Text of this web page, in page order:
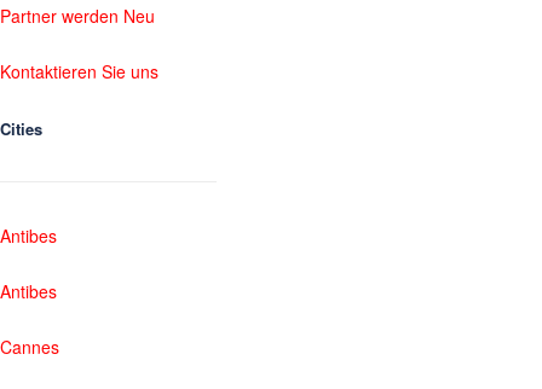
Partner werden Neu
Kontaktieren Sie uns
Cities
Antibes
Antibes
Cannes